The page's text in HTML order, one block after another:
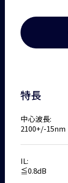
特長
中心波長:
2100+/-15nm
IL:
≦0.8dB